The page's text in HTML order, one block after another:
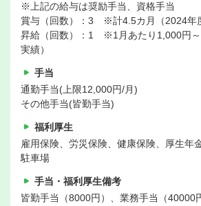
※上記の給与は奨励手当、資格手当
賞与（回数）：3 ※計4.5カ月（2024年
昇給（回数）：1 ※1月あたり1,000円
実績）
手当
通勤手当(上限12,000円/月)
その他手当(皆勤手当)
福利厚生
雇用保険、労災保険、健康保険、厚生年
駐車場
手当・福利厚生備考
皆勤手当（8000円）、業務手当（40000